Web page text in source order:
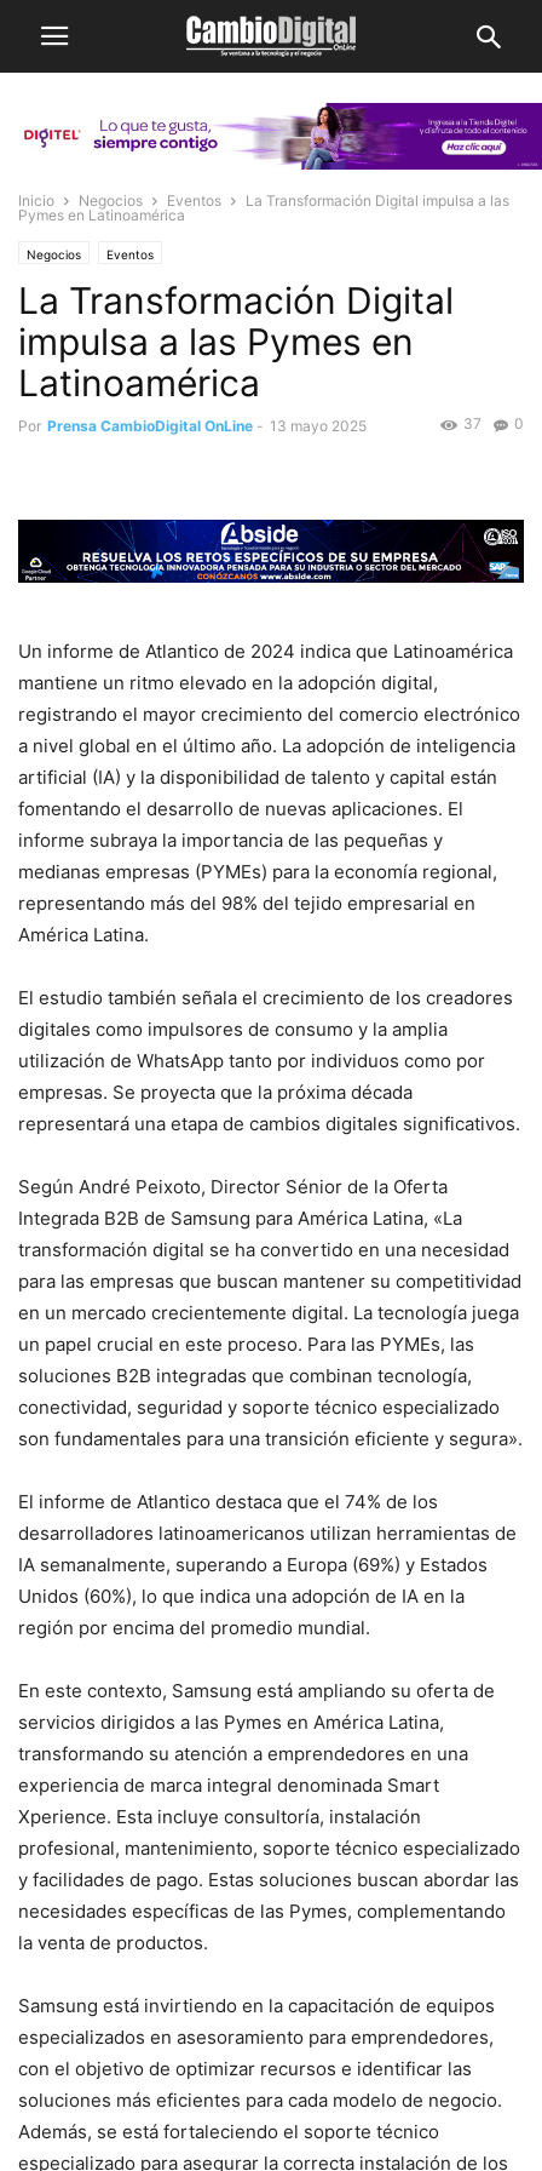
Inicio Negocios Eventos
La Transformación Digital impulsa a las
Pymes en Latinoamérica
Negocios Eventos
La Transformación Digital
impulsa a las Pymes en
Latinoamérica
Por Prensa CambioDigital OnLine - 13 mayo 2025 0
37
Un informe de Atlantico de 2024 indica que Latinoamérica
mantiene un ritmo elevado en la adopción digital,
registrando el mayor crecimiento del comercio electrónico
a nivel global en el último año. La adopción de inteligencia
artificial (IA) y la disponibilidad de talento y capital están
fomentando el desarrollo de nuevas aplicaciones. El
informe subraya la importancia de las pequeñas y
medianas empresas (PYMEs) para la economía regional,
representando más del 98% del tejido empresarial en
América Latina.
El estudio también señala el crecimiento de los creadores
digitales como impulsores de consumo y la amplia
utilización de WhatsApp tanto por individuos como por
empresas. Se proyecta que la próxima década
representará una etapa de cambios digitales significativos.
Según André Peixoto, Director Sénior de la Oferta
Integrada B2B de Samsung para América Latina, «La
transformación digital se ha convertido en una necesidad
para las empresas que buscan mantener su competitividad
en un mercado crecientemente digital. La tecnología juega
un papel crucial en este proceso. Para las PYMEs, las
soluciones B2B integradas que combinan tecnología,
conectividad, seguridad y soporte técnico especializado
son fundamentales para una transición eficiente y segura».
El informe de Atlantico destaca que el 74% de los
desarrolladores latinoamericanos utilizan herramientas de
IA semanalmente, superando a Europa (69%) y Estados
Unidos (60%), lo que indica una adopción de IA en la
región por encima del promedio mundial.
En este contexto, Samsung está ampliando su oferta de
servicios dirigidos a las Pymes en América Latina,
transformando su atención a emprendedores en una
experiencia de marca integral denominada Smart
Xperience. Esta incluye consultoría, instalación
profesional, mantenimiento, soporte técnico especializado
y facilidades de pago. Estas soluciones buscan abordar las
necesidades específicas de las Pymes, complementando
la venta de productos.
Samsung está invirtiendo en la capacitación de equipos
especializados en asesoramiento para emprendedores,
con el objetivo de optimizar recursos e identificar las
soluciones más eficientes para cada modelo de negocio.
Además, se está fortaleciendo el soporte técnico
especializado para asegurar la correcta instalación de los